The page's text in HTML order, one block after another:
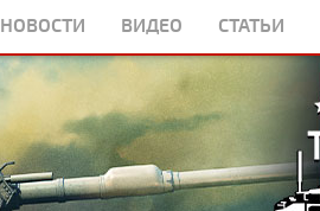
НОВОСТИ ВИДЕО СТАТЬИ